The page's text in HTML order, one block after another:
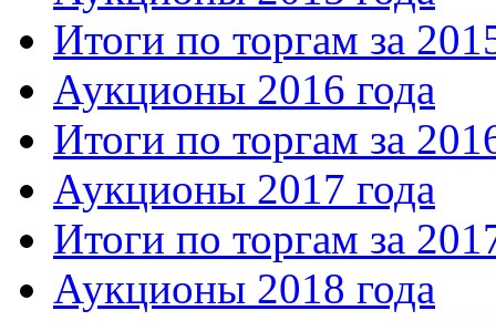
Итоги по торгам за
Аукционы 2016 года
Итоги по торгам за
Аукционы 2017 года
Итоги по торгам за
Аукционы 2018 года